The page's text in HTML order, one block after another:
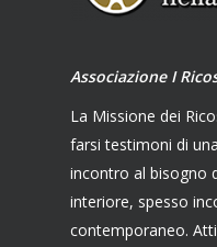
Associazione I
La Missione dei
farsi testimoni di
incontro al bisogno
interiore, spesso
contemporaneo.